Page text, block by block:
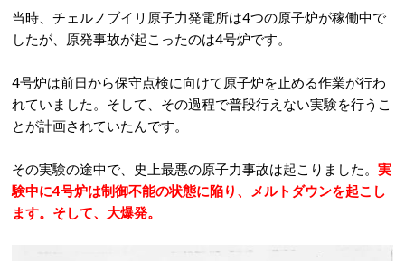
当時、チェルノブイリ原子力発電所は4つの原子炉が稼働中で
したが、原発事故が起こったのは4号炉です。
4号炉は前日から保守点検に向けて原子炉を止める作業が行わ
れていました。そして、その過程で普段行えない実験を行うこ
とが計画されていたんです。
その実験の途中で、史上最悪の原子力事故は起こりました。 実
験中に4号炉は制御不能の状態に陥り、メルトダウンを起こし
ます。そして、大爆発。